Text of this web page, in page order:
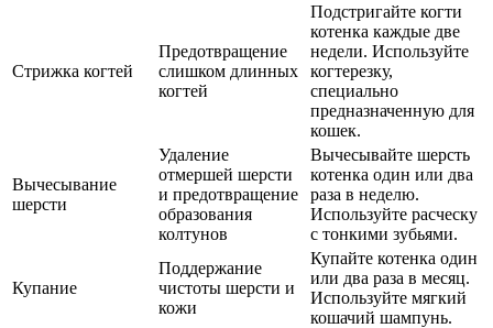
Стрижка когтей
Предотвращение
слишком длинных
когтей
Подстригайте когти
котенка каждые две
недели. Используйте
когтерезку,
специально
предназначенную для
кошек.
Вычесывание
шерсти
Удаление
отмершей шерсти
и предотвращение
образования
колтунов
Вычесывайте шерсть
котенка один или два
раза в неделю.
Используйте расческу
с тонкими зубьями.
Купание
Поддержание
чистоты шерсти и
кожи
Купайте котенка один
или два раза в месяц.
Используйте мягкий
кошачий шампунь.